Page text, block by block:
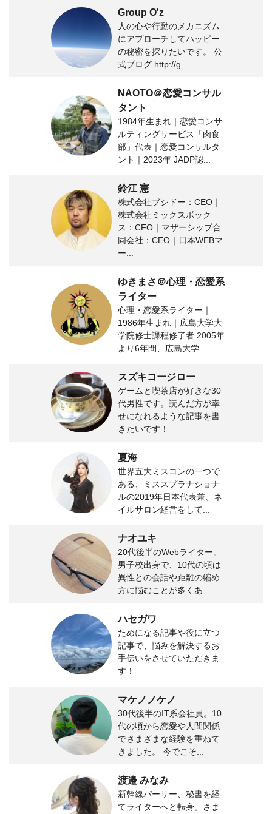
Group O'z
人の心や行動のメカニズム
にアプローチしてハッピー
の秘密を探りたいです。 公
式ブログ http://g...
NAOTO＠恋愛コンサル
タント
1984年生まれ｜恋愛コンサ
ルティングサービス「肉食
部」代表｜恋愛コンサルタ
ント｜2023年 JADP認...
鈴江 憲
株式会社ブシドー：CEO｜
株式会社ミックスボック
ス：CFO｜マザーシップ合
同会社：CEO｜日本WEBマ
ー...
ゆきまさ＠心理・恋愛系
ライター
心理・恋愛系ライター｜
1986年生まれ｜広島大学大
学院修士課程修了者 2005年
より6年間、広島大学...
スズキコージロー
ゲームと喫茶店が好きな30
代男性です。読んだ方が幸
せになれるような記事を書
きたいです！
夏海
世界五大ミスコンの一つで
ある、ミススプラナショナ
ルの2019年日本代表兼、ネ
イルサロン経営をして...
ナオユキ
20代後半のWebライター。
男子校出身で、10代の頃は
異性との会話や距離の縮め
方に悩むことが多くあ...
ハセガワ
ためになる記事や役に立つ
記事で、悩みを解決するお
手伝いをさせていただきま
す！
マケノノケノ
30代後半のIT系会社員。10
代の頃から恋愛や人間関係
でさまざまな経験を重ねて
きました。 今でこそ...
渡邉 みなみ
新幹線パーサー、秘書を経
てライターへと転身。さま